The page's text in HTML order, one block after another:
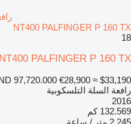
NT400 PALFINGER P 160 TX
18
PALFINGER P 160 TX
97,720.000 €28,900 ≈ $33,190
رافعة السلة التلسكوبية
2016
132.569 كم
2.245 متر / ساعة